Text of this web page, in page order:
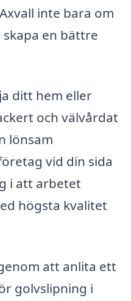
inte bara om
en bättre
ditt hem eller
och välvårdat
lönsam
vid din sida
i att arbetet
högsta kvalitet
att anlita ett
golvslipning i